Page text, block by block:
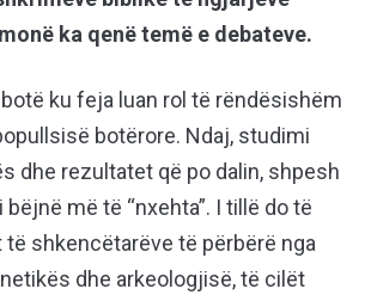
ka qenë temë e debateve.
ku feja luan rol të rëndësishëm
botërore. Ndaj, studimi
dhe rezultatet që po dalin, shpesh
më të “nxehta”. I tillë do të
të shkencëtarëve të përbërë nga
dhe arkeologjisë, të cilët